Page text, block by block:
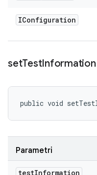
IConfiguration
setTestInformation
public void
Parametri
testInformation